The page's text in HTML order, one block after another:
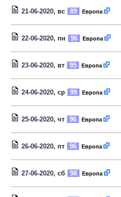
21-06-2020, вс 89 Европа
22-06-2020, пн 96 Европа
23-06-2020, вт 95 Европа
24-06-2020, ср 99 Европа
25-06-2020, чт 96 Европа
26-06-2020, пт 96 Европа
27-06-2020, сб 98 Европа